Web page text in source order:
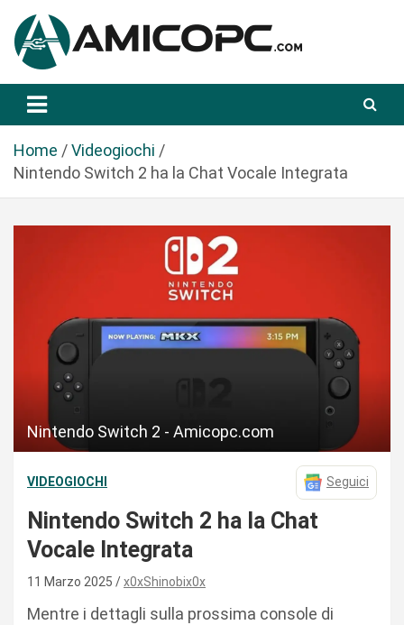
a
Amicopc.com
Home
Videogiochi
Nintendo Switch 2 ha la Chat Vocale Integrata
Nintendo Switch 2 - Amicopc.com
VIDEOGIOCHI Seguici
Nintendo Switch 2 ha la Chat
Vocale Integrata
11 Marzo 2025 x0xShinobix0x
Mentre i dettagli sulla prossima console di